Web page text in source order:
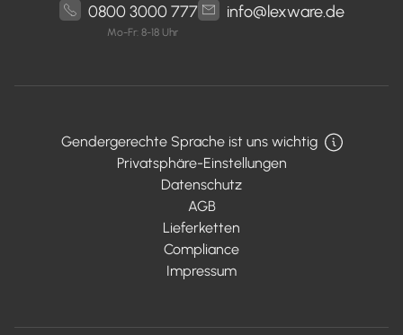
0800 3000 777
Mo-Fr: 8-18 Uhr
info@lexware.de
Privatsphäre-Einstellungen
Datenschutz
AGB
Lieferketten
Compliance
Impressum
Gendergerechte Sprache ist uns wichtig